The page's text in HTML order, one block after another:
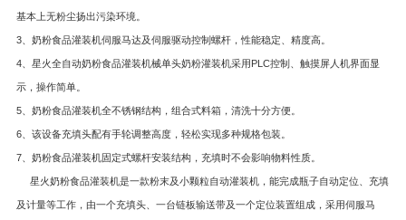
基本上无粉尘扬出污染环境。
3、奶粉食品灌装机伺服马达及伺服驱动控制螺杆，性能稳定、精度高。
4、星火全自动奶粉食品灌装机械单头奶粉灌装机采用PLC控制、触摸屏人机界面显
示，操作简单。
5、奶粉食品灌装机全不锈钢结构，组合式料箱，清洗十分方便。
6、该设备充填头配有手轮调整高度，轻松实现多种规格包装。
7、奶粉食品灌装机固定式螺杆安装结构，充填时不会影响物料性质。
星火奶粉食品灌装机是一款粉末及小颗粒自动灌装机，能完成瓶子自动定位、充填
及计量等工作，由一个充填头、一台链板输送带及一个定位装置组成，采用伺服马